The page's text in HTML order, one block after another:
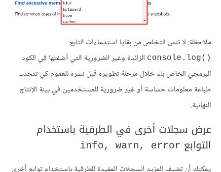
ملاحظة: لا تنس التخلص من بقايا استدعاءات التابع
()console.log
الزائدة وغير الضرورية التي أضفتها في الكود
البرمجي الخاص بك خلال مرحلة تطويره قبل نشره للعموم كي تتجنب
طباعة معلومات حساسة أو غير ضرورية للمستخدمين في بيئة الإنتاج
النهائية.
عرض سجلات أخرى في الطرفية باستخدام
التوابع info, warn, error
يمكنك أن تضيف المزيد السجلات المفيدة للطرفية باستخدام توابع أخرى